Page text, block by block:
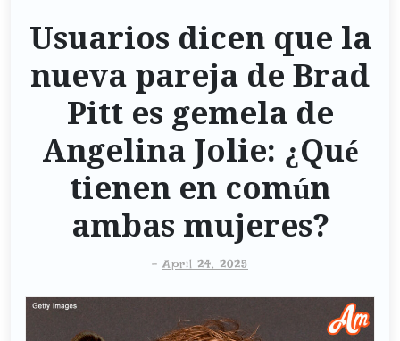
Usuarios dicen que la
nueva pareja de Brad
Pitt es gemela de
Angelina Jolie: ¿Qué
tienen en común
ambas mujeres?
-April 24, 2025